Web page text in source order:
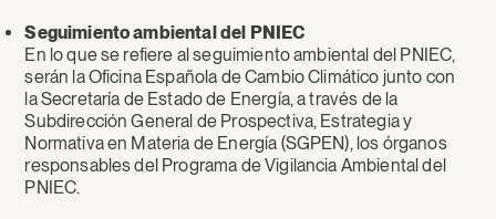
Seguimiento ambiental del PNIEC
En lo que se refiere al seguimiento ambiental del PNIEC,
serán la Oficina Española de Cambio Climático junto con
la Secretaría de Estado de Energía, a través de la
Subdirección General de Prospectiva, Estrategia y
Normativa en Materia de Energía (SGPEN), los órganos
responsables del Programa de Vigilancia Ambiental del
PNIEC.